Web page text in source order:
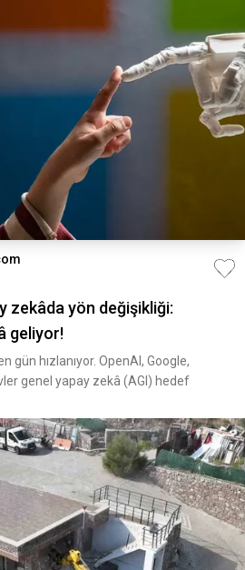
zekâda yön değişikliği:
geliyor!
gün hızlanıyor. OpenAI, Google,
genel yapay zekâ (AGI) hedef